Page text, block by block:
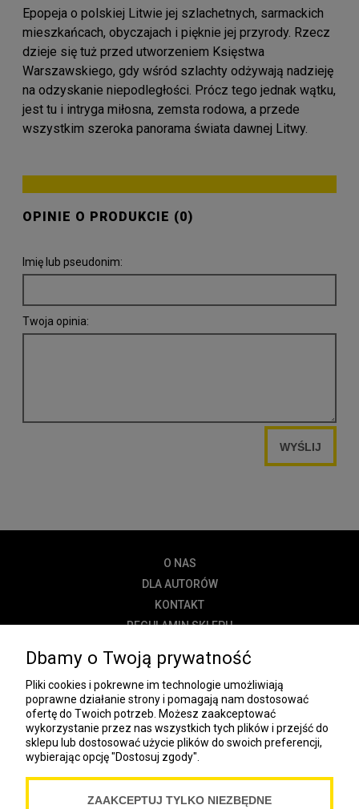
Epopeja o polskiej Litwie jej szlachetnych, sarmackich
mieszkańcach, obyczajach i pięknie jej przyrody. Rzecz
dzieje się tuż przed utworzeniem Księstwa
Warszawskiego, gdy wśród szlachty odżywają nadzieję
na odzyskanie niepodległości. Prócz tego jednak wątku,
jest tu i intryga miłosna, zemsta rodowa, a przede
wszystkim szeroka panorama świata dawnej Litwy.
OPINIE O PRODUKCIE (0)
Imię lub pseudonim:
Twoja opinia:
WYŚLIJ
O NAS
DLA AUTORÓW
KONTAKT
REGULAMIN SKLEPU
DOSTAWA
PŁATNOŚĆ
NEWSLETTER
COOKIES
Spółdzielnia Wydawnicza „Czytelnik”
Dbamy o Twoją prywatność
Pliki cookies i pokrewne im technologie umożliwiają
poprawne działanie strony i pomagają nam dostosować
ofertę do Twoich potrzeb. Możesz zaakceptować
wykorzystanie przez nas wszystkich tych plików i przejść do
sklepu lub dostosować użycie plików do swoich preferencji,
wybierając opcję "Dostosuj zgody".
ZAAKCEPTUJ TYLKO NIEZBĘDNE